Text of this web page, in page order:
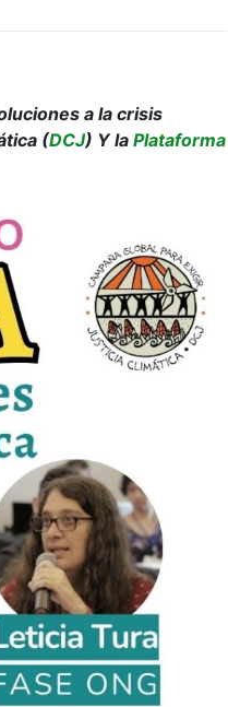
a la crisis
(DCJ) Y la Plataforma